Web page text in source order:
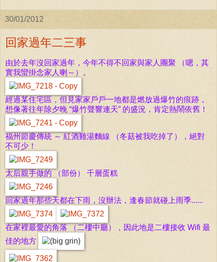
30/01/2012
回家過年二三事
由於去年沒回家過年，今年不得不回家與家人團聚 （嗯，其
實我蠻掛念家人喇～）。
經過某住宅區，但見家家戶戶一地都是燃放過爆竹的痕跡，
想像著往年除夕晚 “爆竹聲響連天” 的盛況，肯定熱鬧依舊！
福州節慶傳統 ～ 紅酒雞湯麵線 （冬菇被我吃掉了），絕對
不可少！
太后親手做的 （部份） 千層蛋糕
回家過年那些天都在下雨，沒辦法，逢春節就碰上雨季......
在家裡最愛的角落 （二樓中廳），因此地是二樓接收 Wifi 最
佳的地方